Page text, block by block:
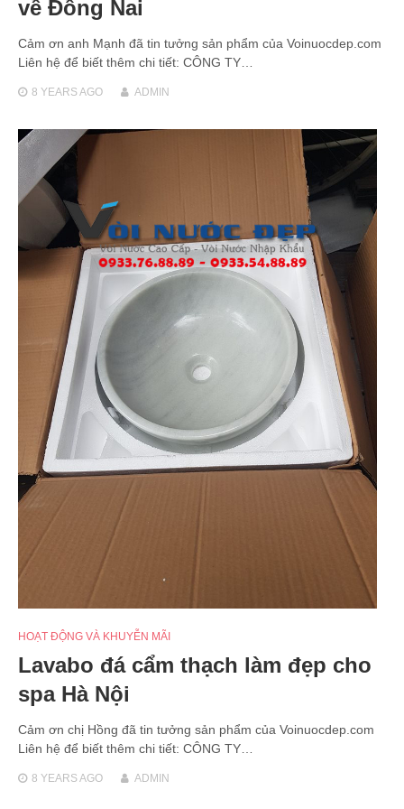
về Đồng Nai
Cảm ơn anh Mạnh đã tin tưởng sản phẩm của Voinuocdep.com
Liên hệ để biết thêm chi tiết: CÔNG TY…
8 YEARSAGO ADMIN
HOẠT ĐỘNG VÀ KHUYỄN MÃI
Lavabo đá cẩm thạch làm đẹp cho
spa Hà Nội
Cảm ơn chị Hồng đã tin tưởng sản phẩm của Voinuocdep.com
Liên hệ để biết thêm chi tiết: CÔNG TY…
8 YEARSAGO ADMIN